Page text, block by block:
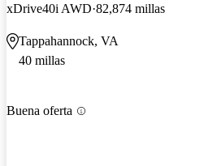
xDrive40i AWD 82,874 millas
Tappahannock, VA
40 millas
Buena oferta